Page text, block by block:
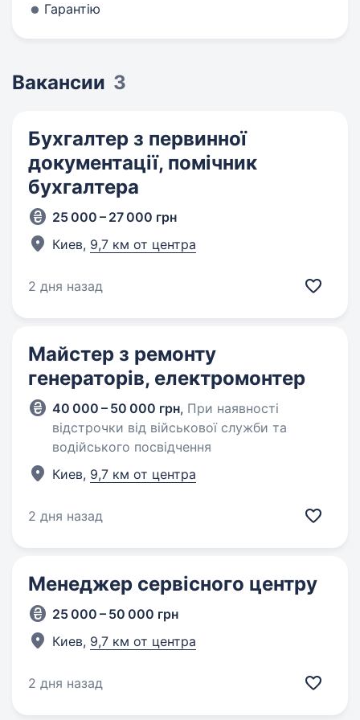
Гарантію
Вакансии 3
Бухгалтер з первинної
документації, помічник
бухгалтера
25 000 – 27 000 грн
Киев, 9,7 км от центра
2 дня назад
Майстер з ремонту
генераторів, електромонтер
40 000 – 50 000 грн, При наявності
відстрочки від військової служби та
водійського посвідчення
Киев, 9,7 км от центра
2 дня назад
Менеджер сервісного центру
25 000 – 50 000 грн
Киев, 9,7 км от центра
2 дня назад